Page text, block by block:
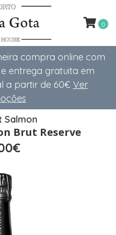
compra online com
e entrega gratuita em
a partir de 60€ Ver
0
Salmon
Brut Reserve